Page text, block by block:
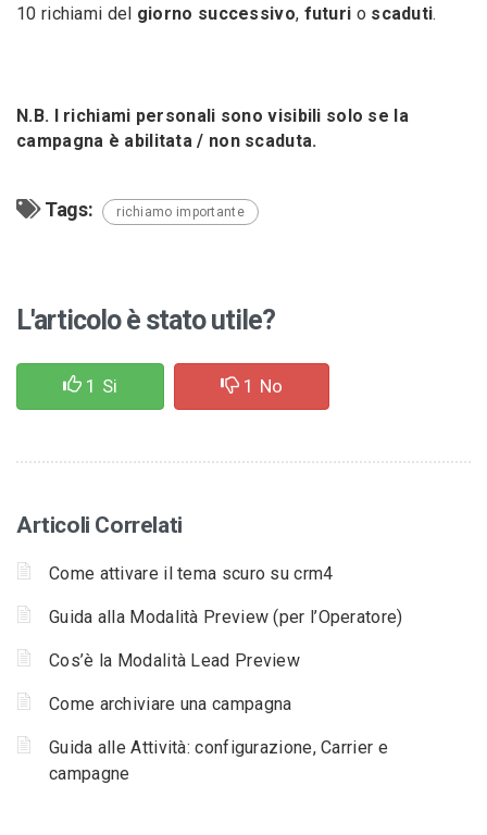
10 richiami del giorno successivo, futuri o scaduti.
N.B. I richiami personali sono visibili solo se la
campagna è abilitata / non scaduta.
Tags: richiamo importante
L'articolo è stato utile?
1 Si 1 No
Articoli Correlati
Come attivare il tema scuro su crm4
Guida alla Modalità Preview (per l’Operatore)
Cos’è la Modalità Lead Preview
Come archiviare una campagna
Guida alle Attività: configurazione, Carrier e
campagne